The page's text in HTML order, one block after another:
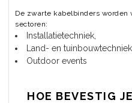
De zwarte kabelbinders worden
sectoren:
Installatietechniek,
Land- en tuinbouwtechniek,
Outdoor events
HOE BEVESTIG